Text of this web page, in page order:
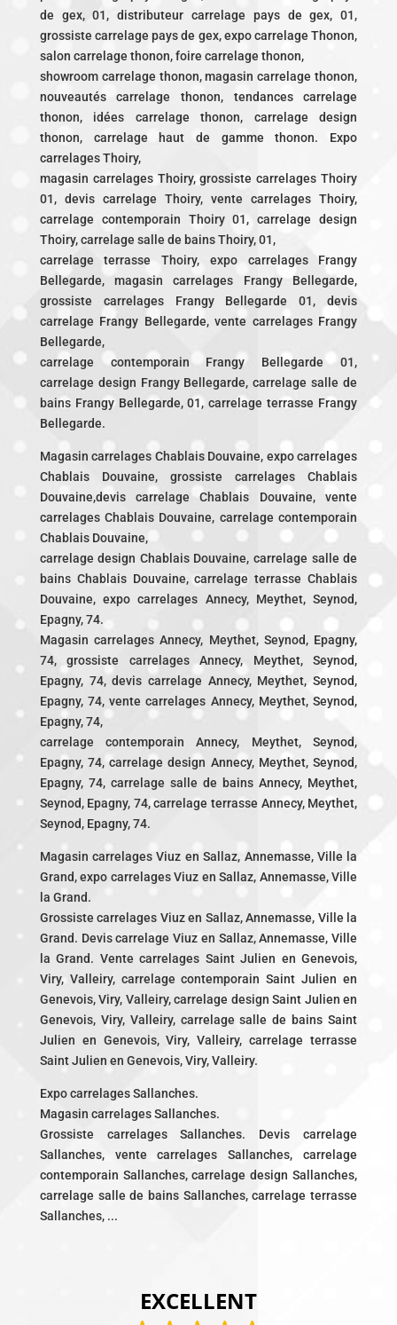
de gex, 01, distributeur carrelage pays de gex, 01,
grossiste carrelage pays de gex, expo carrelage Thonon,
salon carrelage thonon, foire carrelage thonon,
showroom carrelage thonon, magasin carrelage thonon,
nouveautés carrelage thonon, tendances carrelage
thonon, idées carrelage thonon, carrelage design
thonon, carrelage haut de gamme thonon. Expo
carrelages Thoiry,
magasin carrelages Thoiry, grossiste carrelages Thoiry
01, devis carrelage Thoiry, vente carrelages Thoiry,
carrelage contemporain Thoiry 01, carrelage design
Thoiry, carrelage salle de bains Thoiry, 01,
carrelage terrasse Thoiry, expo carrelages Frangy
Bellegarde, magasin carrelages Frangy Bellegarde,
grossiste carrelages Frangy Bellegarde 01, devis
carrelage Frangy Bellegarde, vente carrelages Frangy
Bellegarde,
carrelage contemporain Frangy Bellegarde 01,
carrelage design Frangy Bellegarde, carrelage salle de
bains Frangy Bellegarde, 01, carrelage terrasse Frangy
Bellegarde.
Magasin carrelages Chablais Douvaine, expo carrelages
Chablais Douvaine, grossiste carrelages Chablais
Douvaine,devis carrelage Chablais Douvaine, vente
carrelages Chablais Douvaine, carrelage contemporain
Chablais Douvaine,
carrelage design Chablais Douvaine, carrelage salle de
bains Chablais Douvaine, carrelage terrasse Chablais
Douvaine, expo carrelages Annecy, Meythet, Seynod,
Epagny, 74.
Magasin carrelages Annecy, Meythet, Seynod, Epagny,
74, grossiste carrelages Annecy, Meythet, Seynod,
Epagny, 74, devis carrelage Annecy, Meythet, Seynod,
Epagny, 74, vente carrelages Annecy, Meythet, Seynod,
Epagny, 74,
carrelage contemporain Annecy, Meythet, Seynod,
Epagny, 74, carrelage design Annecy, Meythet, Seynod,
Epagny, 74, carrelage salle de bains Annecy, Meythet,
Seynod, Epagny, 74, carrelage terrasse Annecy, Meythet,
Seynod, Epagny, 74.
Magasin carrelages Viuz en Sallaz, Annemasse, Ville la
Grand, expo carrelages Viuz en Sallaz, Annemasse, Ville
la Grand.
Grossiste carrelages Viuz en Sallaz, Annemasse, Ville la
Grand. Devis carrelage Viuz en Sallaz, Annemasse, Ville
la Grand. Vente carrelages Saint Julien en Genevois,
Viry, Valleiry, carrelage contemporain Saint Julien en
Genevois, Viry, Valleiry, carrelage design Saint Julien en
Genevois, Viry, Valleiry, carrelage salle de bains Saint
Julien en Genevois, Viry, Valleiry, carrelage terrasse
Saint Julien en Genevois, Viry, Valleiry.
Expo carrelages Sallanches.
Magasin carrelages Sallanches.
Grossiste carrelages Sallanches. Devis carrelage
Sallanches, vente carrelages Sallanches, carrelage
contemporain Sallanches, carrelage design Sallanches,
carrelage salle de bains Sallanches, carrelage terrasse
Sallanches, ...
EXCELLENT